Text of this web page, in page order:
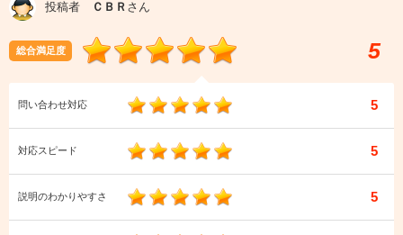
投稿者 ＣＢＲ さん
総合満足度 5
問い合わせ対応 5
対応スピード 5
説明のわかりやすさ 5